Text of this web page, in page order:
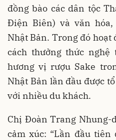
đồng bào các dân tộc
Điện Biên) và văn
Nhật Bản. Trong đó
cách thưởng thức
hương vị rượu Sake
Nhật Bản lần đầu được
với nhiều du khách.
Chị Đoàn Trang Nhung-
cảm xúc: “Lần đầu